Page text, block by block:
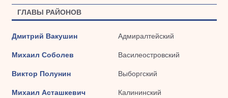
ГЛАВЫ РАЙОНОВ
Дмитрий Вакушин Адмиралтейский
Михаил Соболев Василеостровский
Виктор Полунин Выборгский
Михаил Асташкевич Калининский